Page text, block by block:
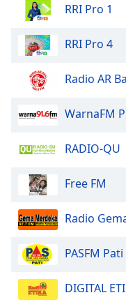
RRI Pro 1
RRI Pro 4
Radio AR
WarnaFM
RADIO-QU
Free FM
Radio
PASFM Pati
DIGITAL